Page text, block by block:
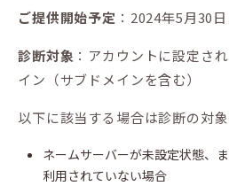
ご提供開始予定 ：2024年5月30
診断対象 ：アカウントに設定さ
イン（サブドメインを含む）
以下に該当する場合は診断の対象
ネームサーバーが未設定状態、
利用されていない場合